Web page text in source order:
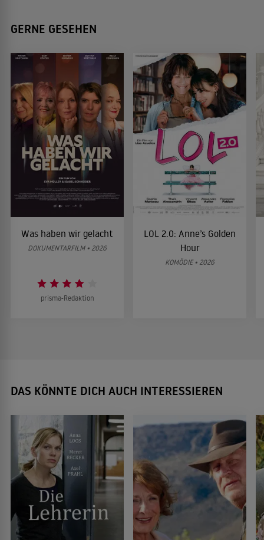
GERNE GESEHEN
Was haben wir gelacht
DOKUMENTARFILM • 2026
prisma-Redaktion
LOL 2.0: Anne’s Golden
Hour
KOMÖDIE • 2026
DAS KÖNNTE DICH AUCH INTERESSIEREN